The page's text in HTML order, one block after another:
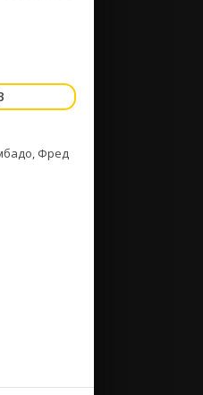
Фред